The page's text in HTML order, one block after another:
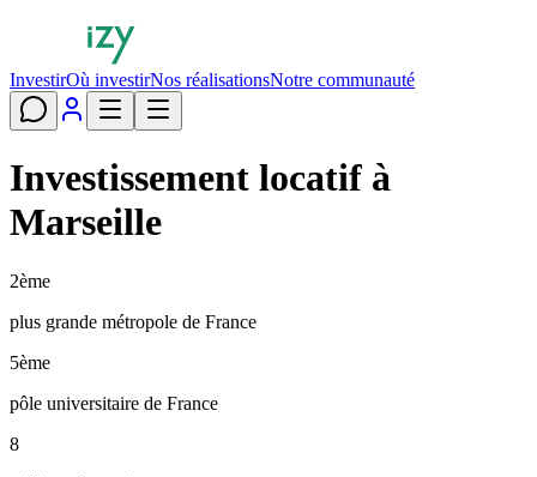
InvestirOù investirNos réalisationsNotre communauté
Investissement locatif à
Marseille
2ème
plus grande métropole de France
5ème
pôle universitaire de France
8